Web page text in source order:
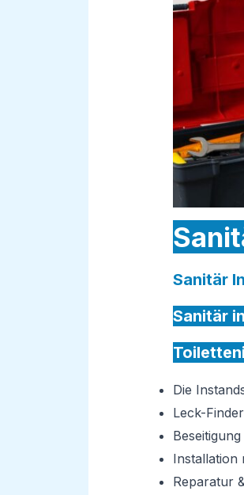
Sanitär
Sanitär
Die
Leck-Finder
Installation
Reparatur